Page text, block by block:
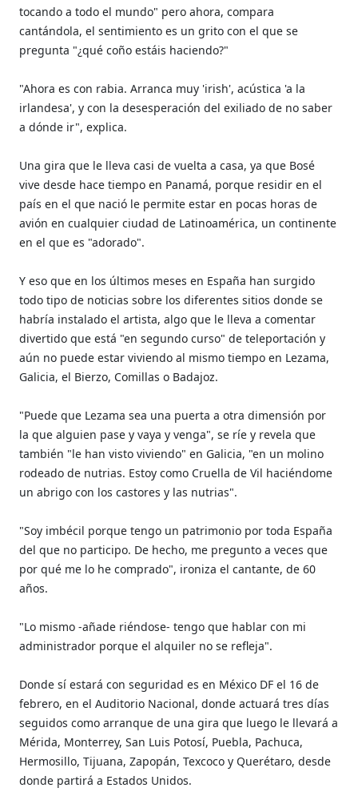
tocando a todo el mundo" pero ahora, compara
cantándola, el sentimiento es un grito con el que se
pregunta "¿qué coño estáis haciendo?"
"Ahora es con rabia. Arranca muy 'irish', acústica 'a la
irlandesa', y con la desesperación del exiliado de no saber
a dónde ir", explica.
Una gira que le lleva casi de vuelta a casa, ya que Bosé
vive desde hace tiempo en Panamá, porque residir en el
país en el que nació le permite estar en pocas horas de
avión en cualquier ciudad de Latinoamérica, un continente
en el que es "adorado".
Y eso que en los últimos meses en España han surgido
todo tipo de noticias sobre los diferentes sitios donde se
habría instalado el artista, algo que le lleva a comentar
divertido que está "en segundo curso" de teleportación y
aún no puede estar viviendo al mismo tiempo en Lezama,
Galicia, el Bierzo, Comillas o Badajoz.
"Puede que Lezama sea una puerta a otra dimensión por
la que alguien pase y vaya y venga", se ríe y revela que
también "le han visto viviendo" en Galicia, "en un molino
rodeado de nutrias. Estoy como Cruella de Vil haciéndome
un abrigo con los castores y las nutrias".
"Soy imbécil porque tengo un patrimonio por toda España
del que no participo. De hecho, me pregunto a veces que
por qué me lo he comprado", ironiza el cantante, de 60
años.
"Lo mismo -añade riéndose- tengo que hablar con mi
administrador porque el alquiler no se refleja".
Donde sí estará con seguridad es en México DF el 16 de
febrero, en el Auditorio Nacional, donde actuará tres días
seguidos como arranque de una gira que luego le llevará a
Mérida, Monterrey, San Luis Potosí, Puebla, Pachuca,
Hermosillo, Tijuana, Zapopán, Texcoco y Querétaro, desde
donde partirá a Estados Unidos.